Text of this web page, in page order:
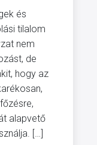
és
tilalom
nem
de
hogy az
alapvető
[…]